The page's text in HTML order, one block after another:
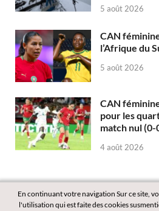
5 août 2026
CAN
l’Afrique du
5 août 2026
CAN
pour les
match nul (0-
4 août 2026
En continuant votre navigation Sur ce site,
l'utilisation qui est faite des cookies